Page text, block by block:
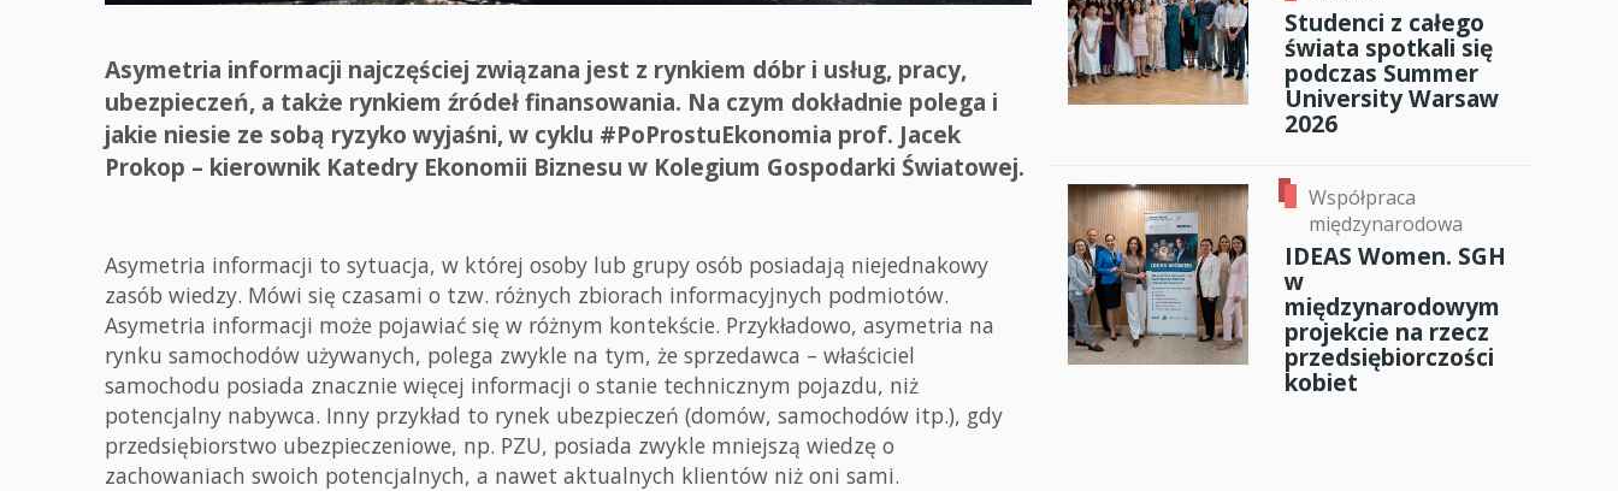
Asymetria informacji najczęściej związana jest z rynkiem dóbr i usług, pracy,
ubezpieczeń, a także rynkiem źródeł finansowania. Na czym dokładnie polega i
jakie niesie ze sobą ryzyko wyjaśni, w cyklu #PoProstuEkonomia prof. Jacek
Prokop – kierownik Katedry Ekonomii Biznesu w Kolegium Gospodarki Światowej.
Asymetria informacji to sytuacja, w której osoby lub grupy osób posiadają niejednakowy
zasób wiedzy. Mówi się czasami o tzw. różnych zbiorach informacyjnych podmiotów.
Asymetria informacji może pojawiać się w różnym kontekście. Przykładowo, asymetria na
rynku samochodów używanych, polega zwykle na tym, że sprzedawca – właściciel
samochodu posiada znacznie więcej informacji o stanie technicznym pojazdu, niż
potencjalny nabywca. Inny przykład to rynek ubezpieczeń (domów, samochodów itp.), gdy
przedsiębiorstwo ubezpieczeniowe, np. PZU, posiada zwykle mniejszą wiedzę o
zachowaniach swoich potencjalnych, a nawet aktualnych klientów niż oni sami.
Studenci z całego
świata spotkali się
podczas Summer
University Warsaw
2026
Współpraca
międzynarodowa
IDEAS Women. SGH
w
międzynarodowym
projekcie na rzecz
przedsiębiorczości
kobiet